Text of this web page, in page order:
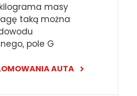
masy
taką można
pole G
AUTA